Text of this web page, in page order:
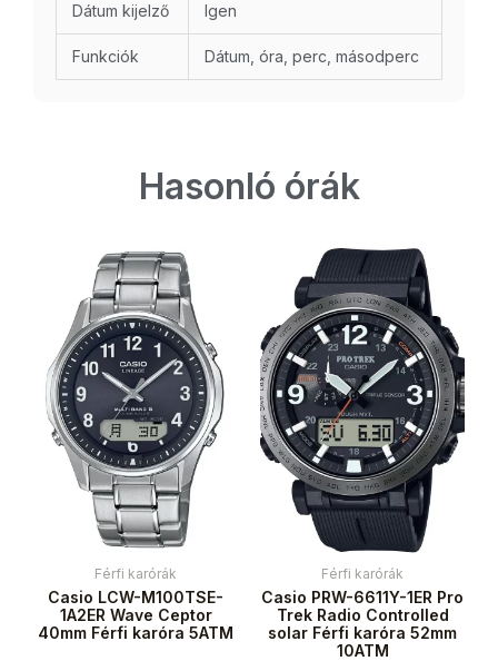
Dátum kijelző Igen
Funkciók Dátum, óra, perc, másodperc
Hasonló órák
Férfi karórák
Casio LCW-M100TSE-
1A2ER Wave Ceptor
40mm Férfi karóra 5ATM
Férfi karórák
Casio PRW-6611Y-1ER Pro
Trek Radio Controlled
solar Férfi karóra 52mm
10ATM